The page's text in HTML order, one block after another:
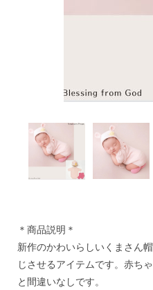
＊商品説明＊
新作のかわいらしいくまさん
じさせるアイテムです。赤ち
と間違いなしです。